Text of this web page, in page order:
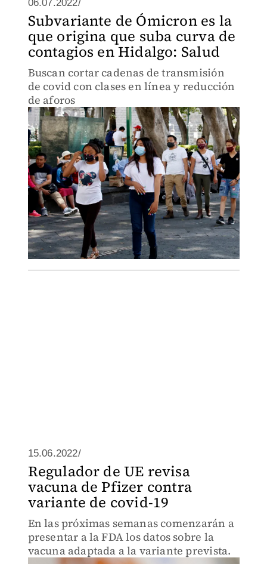
06.07.2022/
Subvariante de Ómicron es la
que origina que suba curva de
contagios en Hidalgo: Salud
Buscan cortar cadenas de transmisión
de covid con clases en línea y reducción
de aforos
15.06.2022/
Regulador de UE revisa
vacuna de Pfizer contra
variante de covid-19
En las próximas semanas comenzarán a
presentar a la FDA los datos sobre la
vacuna adaptada a la variante prevista.